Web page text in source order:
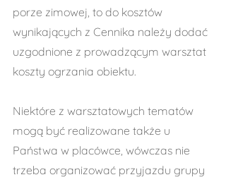
porze zimowej, to do kosztów
wynikających z Cennika należy dodać
uzgodnione z prowadzącym warsztat
koszty ogrzania obiektu.
Niektóre z warsztatowych tematów
mogą być realizowane także u
Państwa w placówce, wówczas nie
trzeba organizować przyjazdu grupy